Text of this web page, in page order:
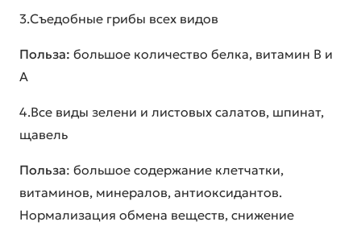
3.Съедобные грибы всех видов
Польза: большое количество белка, витамин В и
А
4.Все виды зелени и листовых салатов, шпинат,
щавель
Польза: большое содержание клетчатки,
витаминов, минералов, антиоксидантов.
Нормализация обмена веществ, снижение